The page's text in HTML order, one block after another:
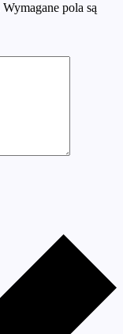
Wymagane pola są